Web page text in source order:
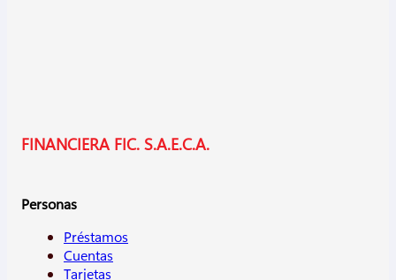
FINANCIERA FIC. S.A.E.C.A.
Personas
Préstamos
Cuentas
Tarjetas